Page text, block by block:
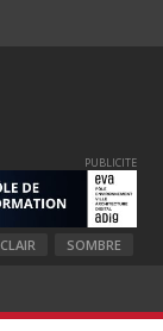
PUBLICITE
CLAIR SOMBRE